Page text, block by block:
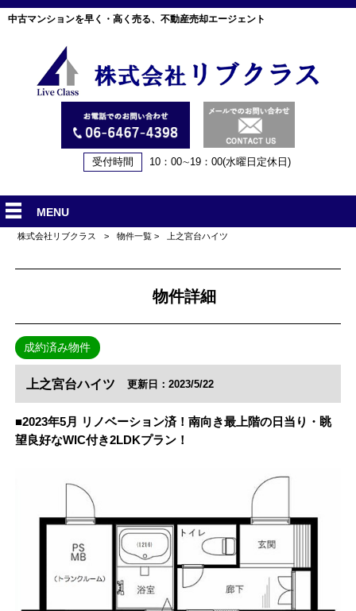
中古マンションを早く・高く売る、不動産売却エージェント
受付時間 10：00∼19：00(水曜日定休日)
MENU
株式会社リブクラス > 物件一覧 > 上之宮台ハイツ
物件詳細
成約済み物件
上之宮台ハイツ 更新日：2023/5/22
■2023年5月 リノベーション済！南向き最上階の日当り・眺
望良好なWIC付き2LDKプラン！